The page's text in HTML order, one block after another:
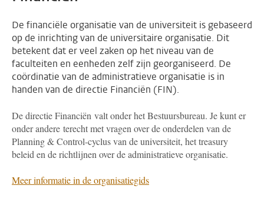
De financiële organisatie van de universiteit is gebaseerd
op de inrichting van de universitaire organisatie. Dit
betekent dat er veel zaken op het niveau van de
faculteiten en eenheden zelf zijn georganiseerd. De
coördinatie van de administratieve organisatie is in
handen van de directie Financiën (FIN).
De directie Financiën valt onder het Bestuursbureau. Je kunt er
onder andere terecht met vragen over de onderdelen van de
Planning & Control-cyclus van de universiteit, het treasury
beleid en de richtlijnen over de administratieve organisatie.
Meer informatie in de organisatiegids